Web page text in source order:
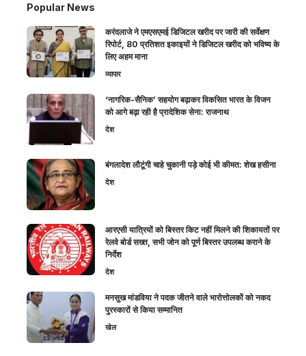
Popular News
करंदलाजे ने एमएसएमई डिजिटल खरीद पर जारी की सर्वेक्षण
रिपोर्ट, 80 प्रतिशत इकाइयों ने डिजिटल खरीद को भविष्य के
लिए अहम माना
व्यापार
‘नागरिक-सैनिक’ सहयोग बढ़ाकर विकसित भारत के विजन
को आगे बढ़ा रही है प्रादेशिक सेना: राजनाथ
देश
बंगलादेश लौटूंगी चाहे चुकानी पड़े कोई भी कीमत: शेख हसीना
देश
आरएसी यात्रियों को बिस्तर किट नहीं मिलने की शिकायतों पर
रेलवे बोर्ड सख्त, सभी जोन को पूर्ण बिस्तर उपलब्ध कराने के
निर्देश
देश
मनसुख मांडविया ने पदक जीतने वाले भारोत्तोलकों को नकद
पुरस्कारों से किया सम्मानित
खेल